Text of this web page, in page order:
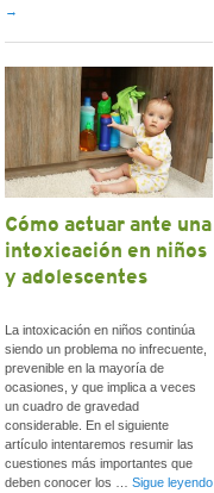
→
Cómo actuar ante una
intoxicación en niños
y adolescentes
La intoxicación en niños continúa
siendo un problema no infrecuente,
prevenible en la mayoría de
ocasiones, y que implica a veces
un cuadro de gravedad
considerable. En el siguiente
artículo intentaremos resumir las
cuestiones más importantes que
deben conocer los … Sigue leyendo